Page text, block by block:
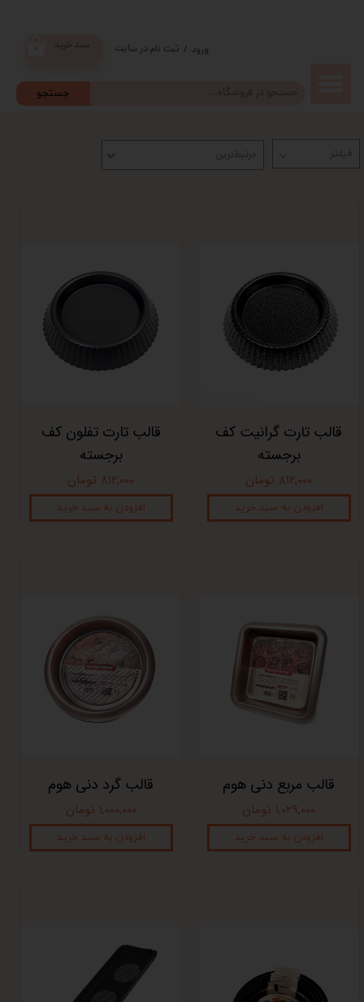
جستجو
سبد خرید ورود / ثبت نام در سایت
تغییر گذر
خروج از
حساب
کاربری
مرتبط‌ترین
قالب تارت گرانیت کف
برجسته
۸۱۲,۰۰۰ تومان
افزودن به سبد خرید
قالب تارت تفلون کف
برجسته
۸۱۲,۰۰۰ تومان
افزودن به سبد خرید
قالب مربع دنی هوم
۱,۰۲۹,۰۰۰ تومان
افزودن به سبد خرید
قالب گرد دنی هوم
۱,۰۰۰,۰۰۰ تومان
افزودن به سبد خرید